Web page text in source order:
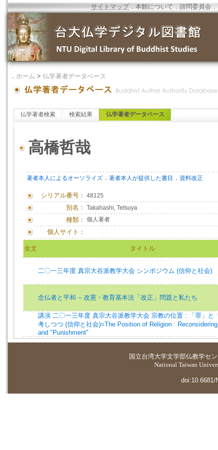
サイトマップ．本館について ．諮問委員会 ．
． ホーム > 仏学著者データベース
仏学著者検索 検索結果 仏学著者データベース
高橋哲哉
著者本人によるオーソライズ ． 著者本人が提供した書目 ． 資料改正
シリアル番号： 48125
別名： Takahashi, Tetsuya
種類： 個人著者
個人サイト：
全文 タイトル
二〇一三年度 真宗大谷派教学大会 シンポジウム (信仰と社会)
念仏者と平和 -- 改憲・教育基本法「改正」問題と私たち
講演 二〇一三年度 真宗大谷派教学大会 宗教の位置 : 「罪」と
考しつつ (信仰と社会)=The Position of Religion :
and "Punishment"
国立台湾大学文学部仏教学セ
National Taiwan
doi:10.6681/